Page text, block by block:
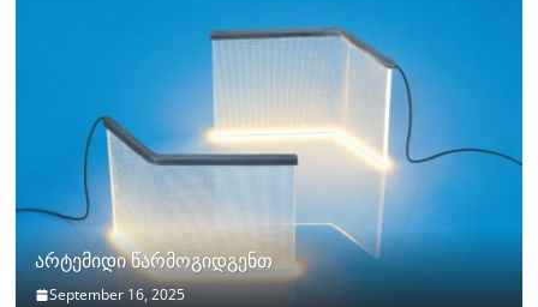
არტემიდი წარმოგიდგენთ
September 16, 2025